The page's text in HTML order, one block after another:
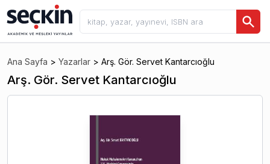
Ana Sayfa > Yazarlar > Arş. Gör. Servet Kantarcıoğlu
Arş. Gör. Servet Kantarcıoğlu